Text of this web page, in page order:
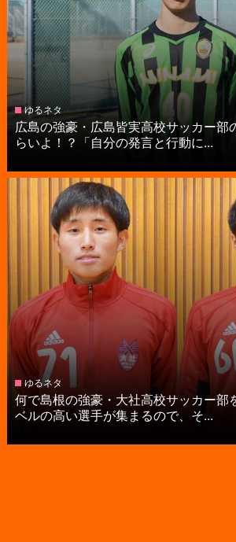
ゆるネタ
広島の強豪・広島皆実高校サッカー部
らいよ！？「自分の発言と行動に...
ゆるネタ
何で島根の強豪・大社高校サッカー部
ベルの高い選手が集まるので、そ...